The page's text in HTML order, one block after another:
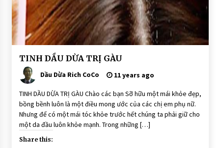
BÀI
VIẾT
DẦU
DỪA
DƯỠNG
TÓC
TINH DẦU DỪA TRỊ GÀU
Dầu Dừa Rich CoCo 11 years ago
TINH DẦU DỪA TRỊ GÀU Chào các bạn Sỡ hữu một mái khỏe đẹp,
bồng bềnh luôn là một điều mong ước của các chị em phụ nữ.
Nhưng để có một mái tóc khỏe trước hết chúng ta phải giữ cho
một da đầu luôn khỏe mạnh. Trong những […]
Share this: